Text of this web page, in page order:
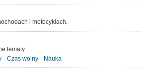
i motocyklach.
tematy
Czas wolny Nauka